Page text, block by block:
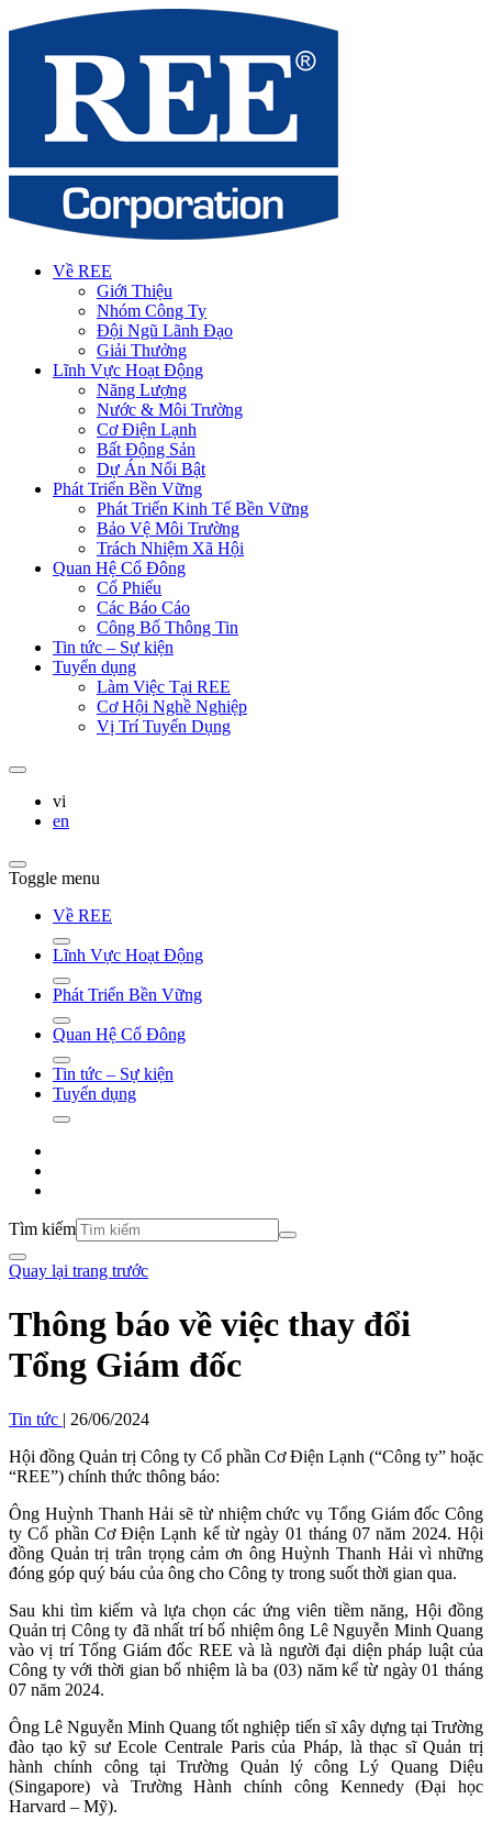
Về REE
Giới Thiệu
Nhóm Công Ty
Đội Ngũ Lãnh Đạo
Giải Thưởng
Lĩnh Vực Hoạt Động
Năng Lượng
Nước & Môi Trường
Cơ Điện Lạnh
Bất Động Sản
Dự Án Nổi Bật
Phát Triển Bền Vững
Phát Triển Kinh Tế Bền Vững
Bảo Vệ Môi Trường
Trách Nhiệm Xã Hội
Quan Hệ Cổ Đông
Cổ Phiếu
Các Báo Cáo
Công Bố Thông Tin
Tin tức – Sự kiện
Tuyển dụng
Làm Việc Tại REE
Cơ Hội Nghề Nghiệp
Vị Trí Tuyển Dụng
vi
en
Toggle menu
Về REE
Lĩnh Vực Hoạt Động
Phát Triển Bền Vững
Quan Hệ Cổ Đông
Tin tức – Sự kiện
Tuyển dụng
Tìm kiếm
Quay lại trang trước
Thông báo về việc thay đổi
Tổng Giám đốc
Tin tức | 26/06/2024
Hội đồng Quản trị Công ty Cổ phần Cơ Điện Lạnh (“Công ty” hoặc
“REE”) chính thức thông báo:
Ông Huỳnh Thanh Hải sẽ từ nhiệm chức vụ Tổng Giám đốc Công
ty Cổ phần Cơ Điện Lạnh kể từ ngày 01 tháng 07 năm 2024. Hội
đồng Quản trị trân trọng cảm ơn ông Huỳnh Thanh Hải vì những
đóng góp quý báu của ông cho Công ty trong suốt thời gian qua.
Sau khi tìm kiếm và lựa chọn các ứng viên tiềm năng, Hội đồng
Quản trị Công ty đã nhất trí bổ nhiệm ông Lê Nguyễn Minh Quang
vào vị trí Tổng Giám đốc REE và là người đại diện pháp luật của
Công ty với thời gian bổ nhiệm là ba (03) năm kể từ ngày 01 tháng
07 năm 2024.
Ông Lê Nguyễn Minh Quang tốt nghiệp tiến sĩ xây dựng tại Trường
đào tạo kỹ sư Ecole Centrale Paris của Pháp, là thạc sĩ Quản trị
hành chính công tại Trường Quản lý công Lý Quang Diệu
(Singapore) và Trường Hành chính công Kennedy (Đại học
Harvard – Mỹ).